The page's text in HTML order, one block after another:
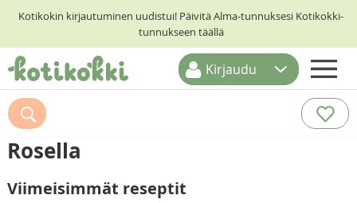
Kotikokin kirjautuminen uudistui! Päivitä Alma-tunnuksesi Kotikokki-
tunnukseen täällä
ETUSIVU
RESEPTIHAKU
RUOKATEEMAT
KESKUSTELUT
Kirjaudu
Rosella
Viimeisimmät reseptit